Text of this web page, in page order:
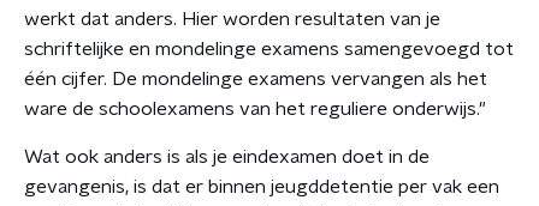
werkt dat anders. Hier worden resultaten van je
schriftelijke en mondelinge examens samengevoegd tot
één cijfer. De mondelinge examens vervangen als het
ware de schoolexamens van het reguliere onderwijs."
Wat ook anders is als je eindexamen doet in de
gevangenis, is dat er binnen jeugddetentie per vak een